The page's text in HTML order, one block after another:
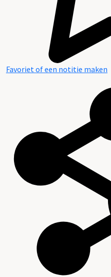
Favoriet of een notitie maken